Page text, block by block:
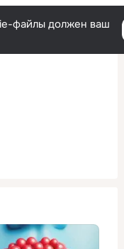
файлы должен ваш